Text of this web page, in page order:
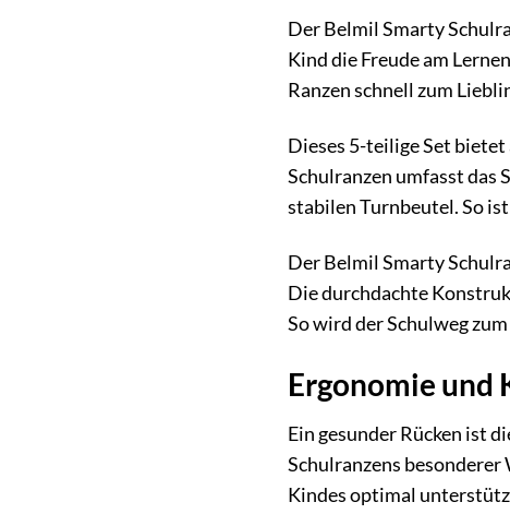
Der Belmil Smarty
Kind die Freude am
Ranzen schnell zum
Dieses 5-teilige Set
Schulranzen umfasst das
stabilen Turnbeutel. So
Der Belmil Smarty
Die durchdachte
So wird der Schulweg
Ergonomie und
Ein gesunder Rücken ist
Schulranzens besonderer
Kindes optimal